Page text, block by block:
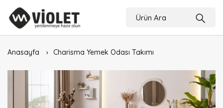
Anasayfa Charisma Yemek Odası Takımı